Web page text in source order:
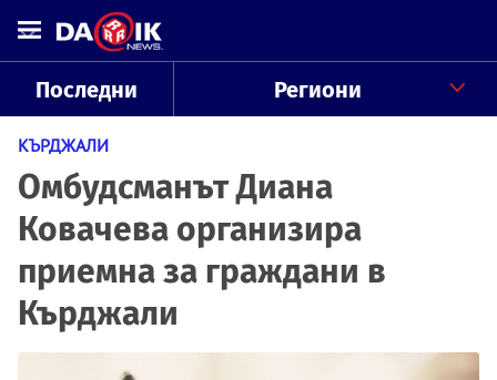
Последни Региони
КЪРДЖАЛИ
Омбудсманът Диана
Ковачева организира
приемна за граждани в
Кърджали